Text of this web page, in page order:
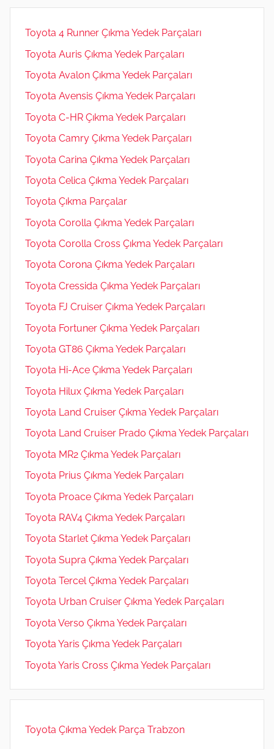
Toyota 4 Runner Çıkma Yedek Parçaları
Toyota Auris Çıkma Yedek Parçaları
Toyota Avalon Çıkma Yedek Parçaları
Toyota Avensis Çıkma Yedek Parçaları
Toyota C-HR Çıkma Yedek Parçaları
Toyota Camry Çıkma Yedek Parçaları
Toyota Carina Çıkma Yedek Parçaları
Toyota Celica Çıkma Yedek Parçaları
Toyota Çıkma Parçalar
Toyota Corolla Çıkma Yedek Parçaları
Toyota Corolla Cross Çıkma Yedek Parçaları
Toyota Corona Çıkma Yedek Parçaları
Toyota Cressida Çıkma Yedek Parçaları
Toyota FJ Cruiser Çıkma Yedek Parçaları
Toyota Fortuner Çıkma Yedek Parçaları
Toyota GT86 Çıkma Yedek Parçaları
Toyota Hi-Ace Çıkma Yedek Parçaları
Toyota Hilux Çıkma Yedek Parçaları
Toyota Land Cruiser Çıkma Yedek Parçaları
Toyota Land Cruiser Prado Çıkma Yedek Parçaları
Toyota MR2 Çıkma Yedek Parçaları
Toyota Prius Çıkma Yedek Parçaları
Toyota Proace Çıkma Yedek Parçaları
Toyota RAV4 Çıkma Yedek Parçaları
Toyota Starlet Çıkma Yedek Parçaları
Toyota Supra Çıkma Yedek Parçaları
Toyota Tercel Çıkma Yedek Parçaları
Toyota Urban Cruiser Çıkma Yedek Parçaları
Toyota Verso Çıkma Yedek Parçaları
Toyota Yaris Çıkma Yedek Parçaları
Toyota Yaris Cross Çıkma Yedek Parçaları
Toyota Çıkma Yedek Parça Trabzon